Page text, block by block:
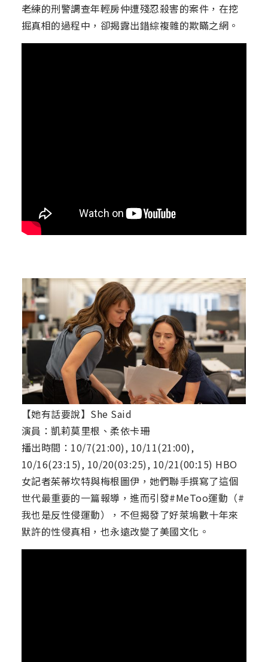
老練的刑警調查年輕房仲遭殘忍殺害的案件，在挖
掘真相的過程中，卻揭露出錯綜複雜的欺瞞之網。
【她有話要說】She Said
演員：凱莉莫里根、柔依卡珊
播出時間：10/7(21:00), 10/11(21:00),
10/16(23:15), 10/20(03:25), 10/21(00:15) HBO
女記者茱蒂坎特與梅根圖伊，她們聯手撰寫了這個
世代最重要的一篇報導，進而引發#MeToo運動（#
我也是反性侵運動），不但揭發了好萊塢數十年來
默許的性侵真相，也永遠改變了美國文化。